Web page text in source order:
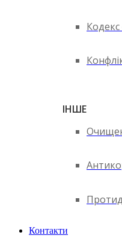
Кодекс
ІНШЕ
Контакти